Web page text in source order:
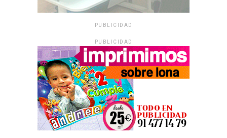
PUBLICIDAD
PUBLICIDAD